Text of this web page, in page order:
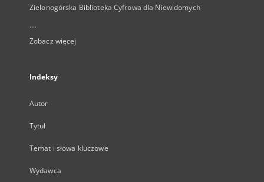
Zielonogórska Biblioteka Cyfrowa dla Niewidomych
...
Zobacz więcej
Indeksy
Autor
Tytuł
Temat i słowa kluczowe
Wydawca